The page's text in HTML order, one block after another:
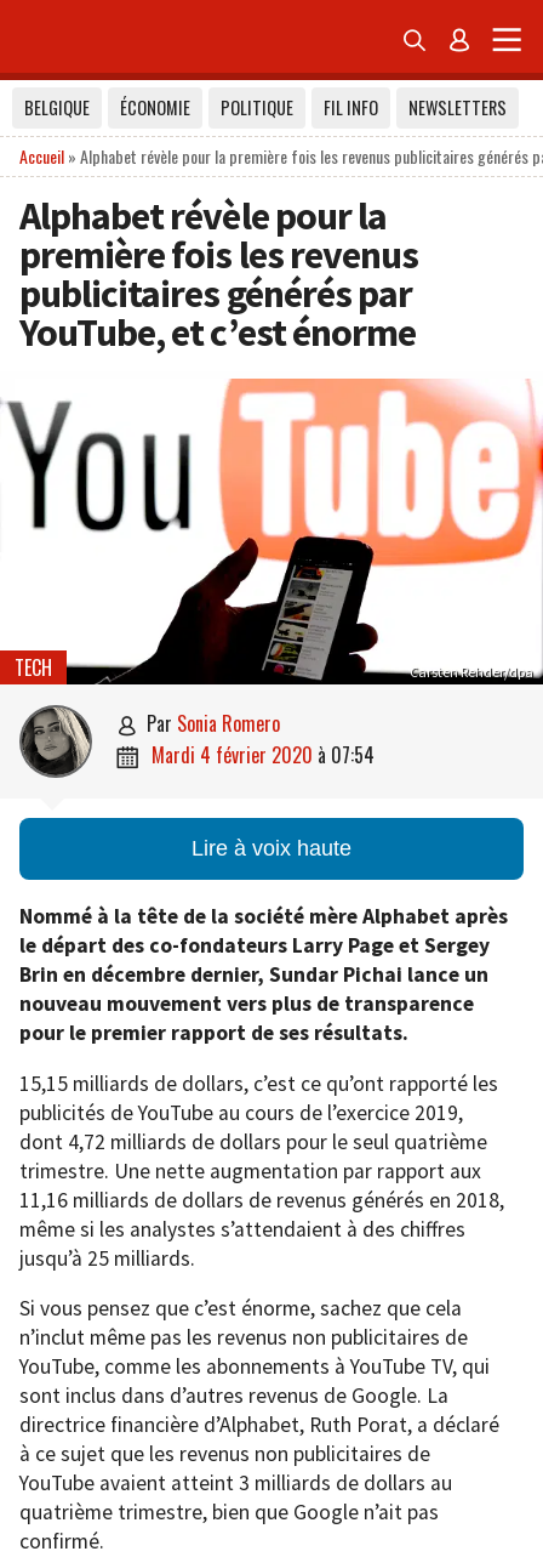
 
BELGIQUE ÉCONOMIE POLITIQUE FIL INFO
NEWSLETTERS
Accueil»Alphabet révèle pour la première fois les revenus publicitaires générés
Alphabet révèle pour la
première fois les revenus
publicitaires générés par
YouTube, et c’est énorme
Carsten Rehder/dpa
TECH
 par Sonia Romero
 mardi 4 février 2020 à 07:54
Lire à voix haute
Nommé à la tête de la société mère Alphabet après
le départ des co-fondateurs Larry Page et Sergey
Brin en décembre dernier, Sundar Pichai lance un
nouveau mouvement vers plus de transparence
pour le premier rapport de ses résultats.
15,15 milliards de dollars, c’est ce qu’ont rapporté les
publicités de YouTube au cours de l’exercice 2019,
dont 4,72 milliards de dollars pour le seul quatrième
trimestre. Une nette augmentation par rapport aux
11,16 milliards de dollars de revenus générés en 2018,
même si les analystes s’attendaient à des chiffres
jusqu’à 25 milliards.
Si vous pensez que c’est énorme, sachez que cela
n’inclut même pas les revenus non publicitaires de
YouTube, comme les abonnements à YouTube TV, qui
sont inclus dans d’autres revenus de Google. La
directrice financière d’Alphabet, Ruth Porat, a déclaré
à ce sujet que les revenus non publicitaires de
YouTube avaient atteint 3 milliards de dollars au
quatrième trimestre, bien que Google n’ait pas
confirmé.